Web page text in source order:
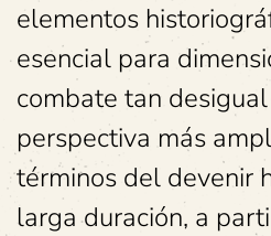
elementos
esencial para
combate tan
perspectiva más
términos del devenir
larga duración, a